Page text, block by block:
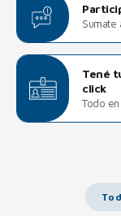
Sumate
Tené
click
Todo